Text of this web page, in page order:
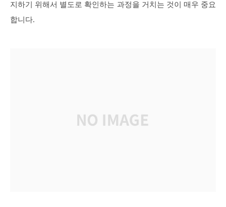
지하기 위해서 별도로 확인하는 과정을 거치는 것이 매우 중요
합니다.